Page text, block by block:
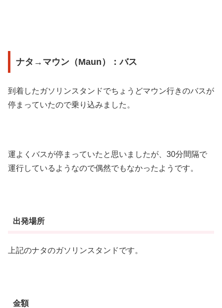
ナタ→マウン（Maun）：バス
到着したガソリンスタンドでちょうどマウン行きのバスが
停まっていたので乗り込みました。
運よくバスが停まっていたと思いましたが、30分間隔で
運行しているようなので偶然でもなかったようです。
出発場所
上記のナタのガソリンスタンドです。
金額